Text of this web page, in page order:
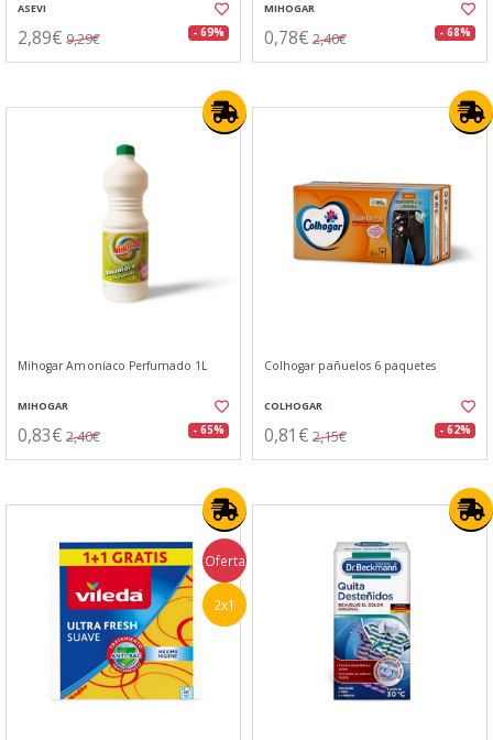
ASEVI
2,89€ 9,29€ - 69%
MIHOGAR
0,78€ 2,40€ - 68%
Mihogar Amoníaco Perfumado 1L
MIHOGAR
0,83€ 2,40€ - 65%
Colhogar pañuelos 6 paquetes
COLHOGAR
0,81€ 2,15€ - 62%
Oferta
2x1